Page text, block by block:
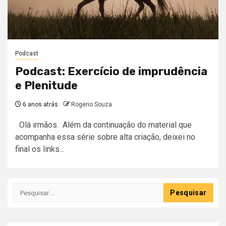
Podcast
Podcast: Exercício de imprudência
e Plenitude
6 anos atrás Rogerio Souza
Olá irmãos. Além da continuação do material que
acompanha essa série sobre alta criação, deixei no
final os links...
Pesquisar